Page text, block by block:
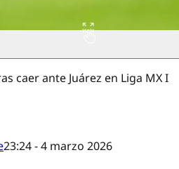
caer ante Juárez en Liga MX I
23:24 - 4 marzo 2026